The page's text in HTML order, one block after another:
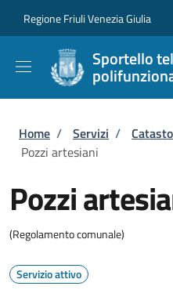
Regione Friuli Venezia Giulia
Sportello
Briciole di
Home / Servizi /
Pozzi artesiani
Pozzi
(Regolamento comunale)
Servizio attivo